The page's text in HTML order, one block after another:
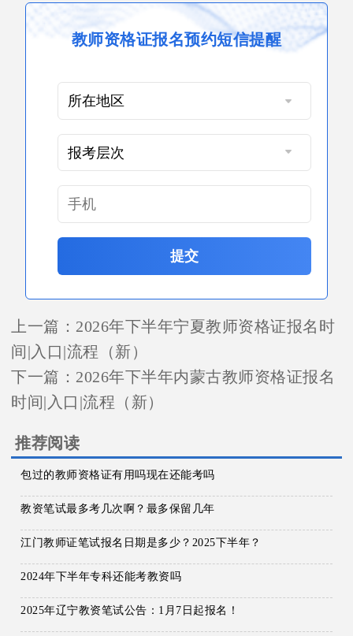
教师资格证报名预约短信提醒
提交
上一篇： 2026年下半年宁夏教师资格证报名时
间|入口|流程（新）
下一篇： 2026年下半年内蒙古教师资格证报名
时间|入口|流程（新）
推荐阅读
包过的教师资格证有用吗现在还能考吗
教资笔试最多考几次啊？最多保留几年
江门教师证笔试报名日期是多少？2025下半年？
2024年下半年专科还能考教资吗
2025年辽宁教资笔试公告：1月7日起报名！